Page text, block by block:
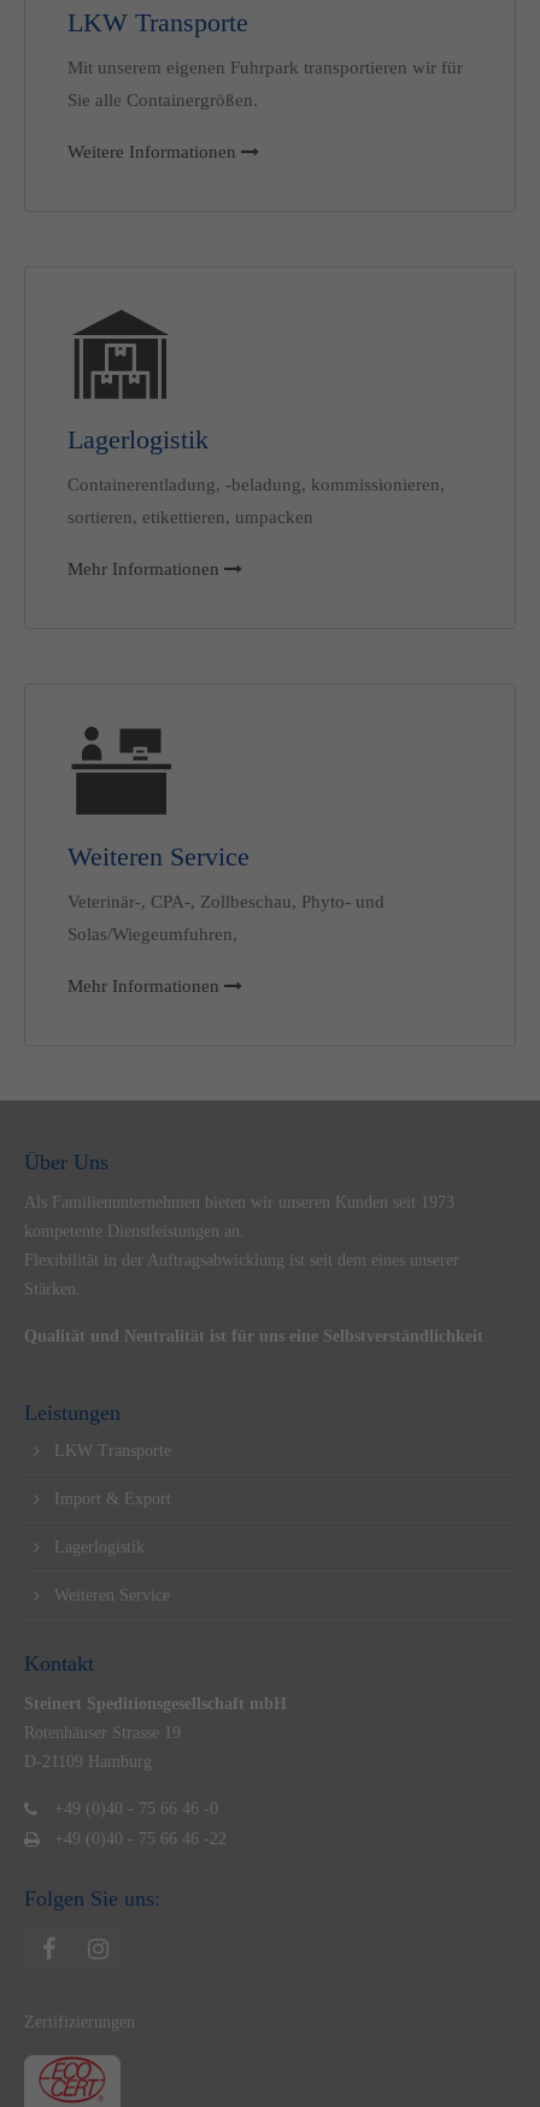
LKW Transporte
Mit unserem eigenen Fuhrpark transportieren wir für
Sie alle Containergrößen.
Weitere Informationen
Lagerlogistik
Containerentladung, -beladung, kommissionieren,
sortieren, etikettieren, umpacken
Mehr Informationen
Weiteren Service
Veterinär-, CPA-, Zollbeschau, Phyto- und
Solas/Wiegeumfuhren,
Mehr Informationen
Über Uns
Als Familienunternehmen bieten wir unseren Kunden seit 1973
kompetente Dienstleistungen an.
Flexibilität in der Auftragsabwicklung ist seit dem eines unserer
Stärken.
Qualität und Neutralität ist für uns eine Selbstverständlichkeit
Leistungen
LKW Transporte
Import & Export
Lagerlogistik
Weiteren Service
Kontakt
Steinert Speditionsgesellschaft mbH
Rotenhäuser Strasse 19
D-21109 Hamburg
+49 (0)40 - 75 66 46 -0
+49 (0)40 - 75 66 46 -22
Folgen Sie uns:
Zertifizierungen